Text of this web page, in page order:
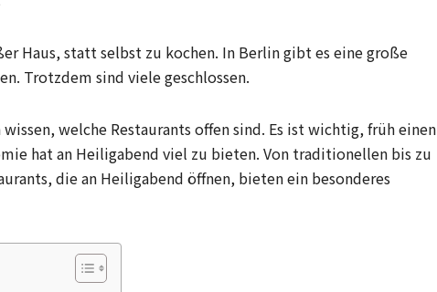
Haus, statt selbst zu kochen. In Berlin gibt es eine große
Trotzdem sind viele geschlossen.
welche Restaurants offen sind. Es ist wichtig, früh einen
hat an Heiligabend viel zu bieten. Von traditionellen bis zu
die an Heiligabend öffnen, bieten ein besonderes